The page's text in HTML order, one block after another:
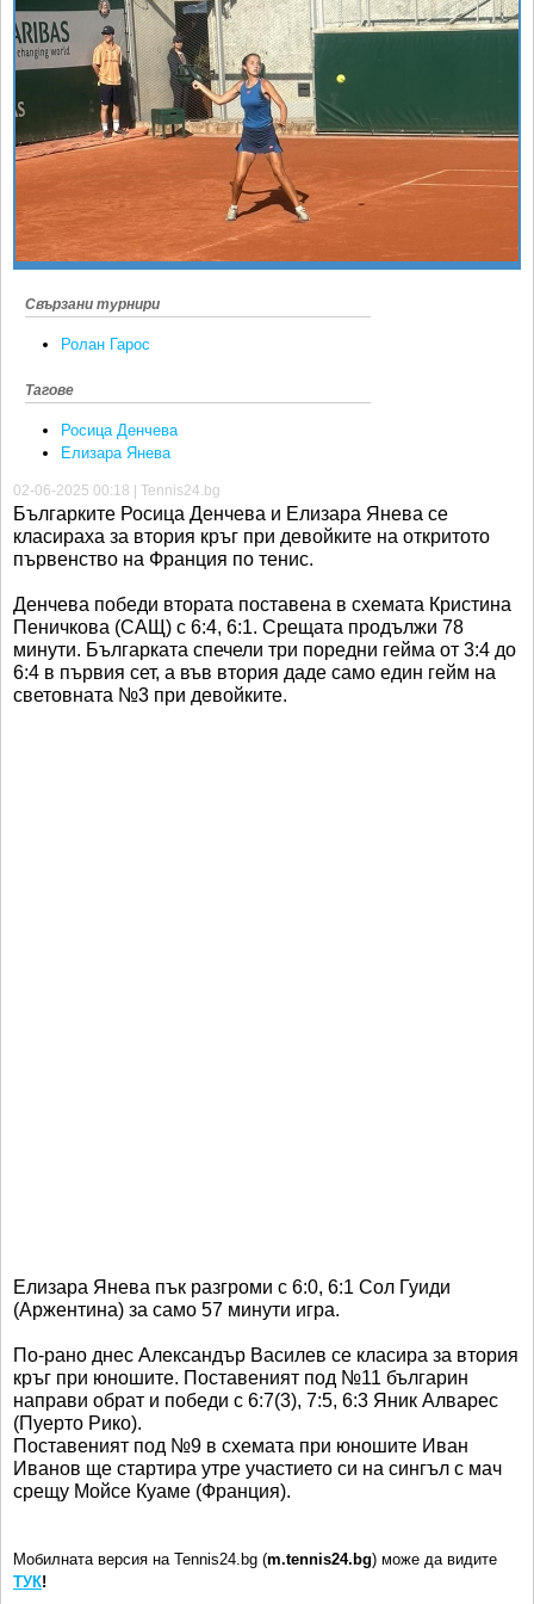
КЛУБОВЕ
ВИДЕО
ЖЪЛТО
РАКЕТНИ
Спорт&Фитнес
Любители
Свързани турнири
Ролан Гарос
Тагове
Росица Денчева
Елизара Янева
02-06-2025 00:18 | Tennis24.bg
Българките Росица Денчева и Елизара Янева се
класираха за втория кръг при девойките на откритото
първенство на Франция по тенис.
Денчева победи втората поставена в схемата Кристина
Пеничкова (САЩ) с 6:4, 6:1. Срещата продължи 78
минути. Българката спечели три поредни гейма от 3:4 до
6:4 в първия сет, а във втория даде само един гейм на
световната №3 при девойките.
Елизара Янева пък разгроми с 6:0, 6:1 Сол Гуиди
(Аржентина) за само 57 минути игра.
По-рано днес Александър Василев се класира за втория
кръг при юношите. Поставеният под №11 българин
направи обрат и победи с 6:7(3), 7:5, 6:3 Яник Алварес
(Пуерто Рико).
Поставеният под №9 в схемата при юношите Иван
Иванов ще стартира утре участието си на сингъл с мач
срещу Мойсе Куаме (Франция).
Мобилната версия на Tennis24.bg (m.tennis24.bg) може да видите
ТУК!